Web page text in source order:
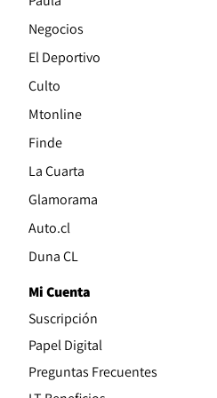
Negocios
El Deportivo
Culto
Mtonline
Finde
La Cuarta
Glamorama
Auto.cl
Duna CL
Mi Cuenta
Suscripción
Papel Digital
Preguntas Frecuentes